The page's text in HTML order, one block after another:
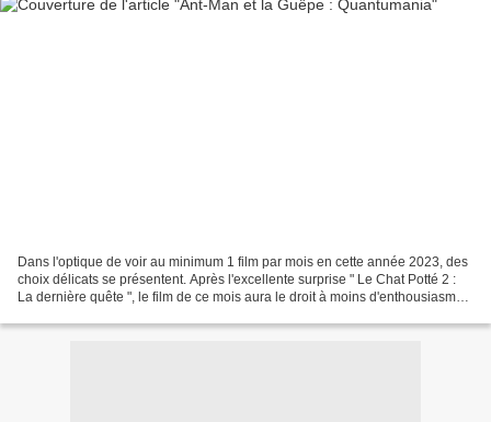
Dans l'optique de voir au minimum 1 film par mois en cette année 2023, des
choix délicats se présentent. Après l'excellente surprise " Le Chat Potté 2 :
La dernière quête ", le film de ce mois aura le droit à moins d'enthousiasme.